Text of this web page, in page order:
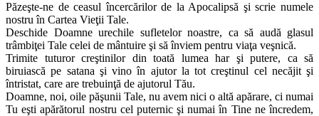
Păzeşte-ne de ceasul încercărilor de la Apocalipsă şi scrie numele
nostru în Cartea Vieţii Tale.
Deschide Doamne urechile sufletelor noastre, ca să audă glasul
trâmbiţei Tale celei de mântuire şi să înviem pentru viaţa veşnică.
Trimite tuturor creştinilor din toată lumea har şi putere, ca să
biruiască pe satana şi vino în ajutor la tot creştinul cel necăjit şi
întristat, care are trebuinţă de ajutorul Tău.
Doamne, noi, oile păşunii Tale, nu avem nici o altă apărare, ci numai
Tu eşti apărătorul nostru cel puternic şi numai în Tine ne încredem,